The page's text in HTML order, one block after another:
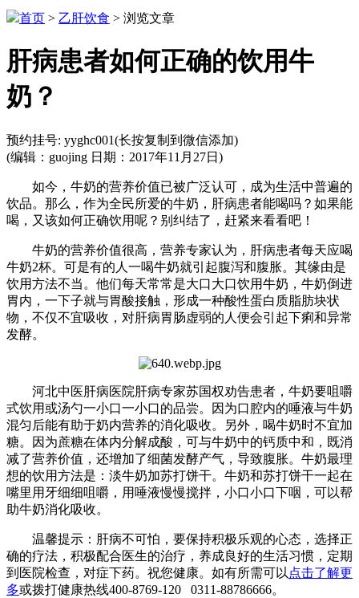
首页 > 乙肝饮食 > 浏览文章
肝病患者如何正确的饮用牛
奶？
预约挂号: yyghc001(长按复制到微信添加)
(编辑：guojing 日期：2017年11月27日)
如今，牛奶的营养价值已被广泛认可，成为生活中普遍的
饮品。那么，作为全民所爱的牛奶，肝病患者能喝吗？如果能
喝，又该如何正确饮用呢？别纠结了，赶紧来看看吧！
牛奶的营养价值很高，营养专家认为，肝病患者每天应喝
牛奶2杯。可是有的人一喝牛奶就引起腹泻和腹胀。其缘由是
饮用方法不当。他们每天常常是大口大口饮用牛奶，牛奶倒进
胃内，一下子就与胃酸接触，形成一种酸性蛋白质脂肪块状
物，不仅不宜吸收，对肝病胃肠虚弱的人便会引起下痢和异常
发酵。
河北中医肝病医院肝病专家苏国权劝告患者，牛奶要咀嚼
式饮用或汤勺一小口一小口的品尝。因为口腔内的唾液与牛奶
混匀后能有助于奶内营养的消化吸收。另外，喝牛奶时不宜加
糖。因为蔗糖在体内分解成酸，可与牛奶中的钙质中和，既消
减了营养价值，还增加了细菌发酵产气，导致腹胀。牛奶最理
想的饮用方法是：淡牛奶加苏打饼干。牛奶和苏打饼干一起在
嘴里用牙细细咀嚼，用唾液慢慢搅拌，小口小口下咽，可以帮
助牛奶消化吸收。
温馨提示：肝病不可怕，要保持积极乐观的心态，选择正
确的疗法，积极配合医生的治疗，养成良好的生活习惯，定期
到医院检查，对症下药。祝您健康。如有所需可以 点击了解更
多或拨打健康热线400-8769-120 0311-88786666。